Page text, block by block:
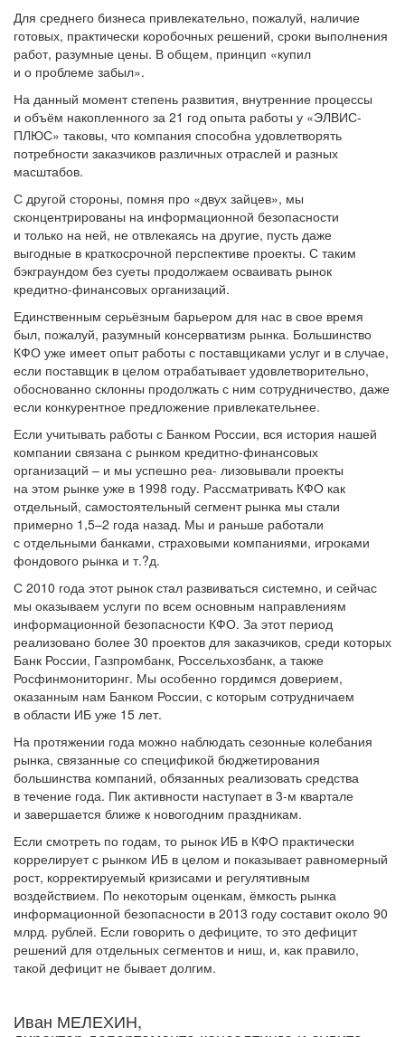
Для среднего бизнеса привлекательно, пожалуй, наличие
готовых, практически коробочных решений, сроки выполнения
работ, разумные цены. В общем, принцип «купил
и о проблеме забыл».
На данный момент степень развития, внутренние процессы
и объём накопленного за 21 год опыта работы у «ЭЛВИС-
ПЛЮС» таковы, что компания способна удовлетворять
потребности заказчиков различных отраслей и разных
масштабов.
С другой стороны, помня про «двух зайцев», мы
сконцентрированы на информационной безопасности
и только на ней, не отвлекаясь на другие, пусть даже
выгодные в краткосрочной перспективе проекты. С таким
бэкграундом без суеты продолжаем осваивать рынок
кредитно-финансовых организаций.
Единственным серьёзным барьером для нас в свое время
был, пожалуй, разумный консерватизм рынка. Большинство
КФО уже имеет опыт работы с поставщиками услуг и в случае,
если поставщик в целом отрабатывает удовлетворительно,
обоснованно склонны продолжать с ним сотрудничество, даже
если конкурентное предложение привлекательнее.
Если учитывать работы с Банком России, вся история нашей
компании связана с рынком кредитно-финансовых
организаций – и мы успешно реа- лизовывали проекты
на этом рынке уже в 1998 году. Рассматривать КФО как
отдельный, самостоятельный сегмент рынка мы стали
примерно 1,5–2 года назад. Мы и раньше работали
с отдельными банками, страховыми компаниями, игроками
фондового рынка и т.?д.
С 2010 года этот рынок стал развиваться системно, и сейчас
мы оказываем услуги по всем основным направлениям
информационной безопасности КФО. За этот период
реализовано более 30 проектов для заказчиков, среди которых
Банк России, Газпромбанк, Россельхозбанк, а также
Росфинмониторинг. Мы особенно гордимся доверием,
оказанным нам Банком России, с которым сотрудничаем
в области ИБ уже 15 лет.
На протяжении года можно наблюдать сезонные колебания
рынка, связанные со спецификой бюджетирования
большинства компаний, обязанных реализовать средства
в течение года. Пик активности наступает в 3-м квартале
и завершается ближе к новогодним праздникам.
Если смотреть по годам, то рынок ИБ в КФО практически
коррелирует с рынком ИБ в целом и показывает равномерный
рост, корректируемый кризисами и регулятивным
воздействием. По некоторым оценкам, ёмкость рынка
информационной безопасности в 2013 году составит около 90
млрд. рублей. Если говорить о дефиците, то это дефицит
решений для отдельных сегментов и ниш, и, как правило,
такой дефицит не бывает долгим.
Иван МЕЛЕХИН,